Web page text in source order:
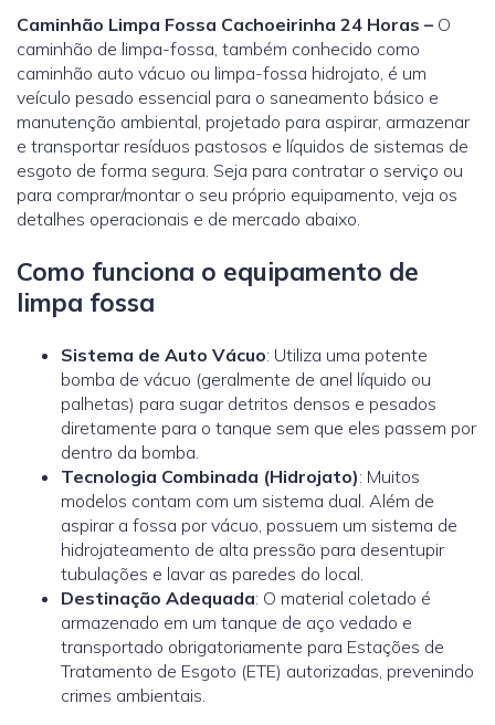
Caminhão Limpa Fossa Cachoeirinha 24 Horas – O
caminhão de limpa-fossa, também conhecido como
caminhão auto vácuo ou limpa-fossa hidrojato, é um
veículo pesado essencial para o saneamento básico e
manutenção ambiental, projetado para aspirar, armazenar
e transportar resíduos pastosos e líquidos de sistemas de
esgoto de forma segura. Seja para contratar o serviço ou
para comprar/montar o seu próprio equipamento, veja os
detalhes operacionais e de mercado abaixo.
Como funciona o equipamento de
limpa fossa
Sistema de Auto Vácuo: Utiliza uma potente
bomba de vácuo (geralmente de anel líquido ou
palhetas) para sugar detritos densos e pesados
diretamente para o tanque sem que eles passem por
dentro da bomba.
Tecnologia Combinada (Hidrojato): Muitos
modelos contam com um sistema dual. Além de
aspirar a fossa por vácuo, possuem um sistema de
hidrojateamento de alta pressão para desentupir
tubulações e lavar as paredes do local.
Destinação Adequada: O material coletado é
armazenado em um tanque de aço vedado e
transportado obrigatoriamente para Estações de
Tratamento de Esgoto (ETE) autorizadas, prevenindo
crimes ambientais.